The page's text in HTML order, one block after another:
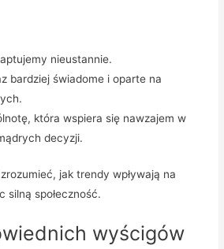
nieustannie.
bardziej świadome i oparte na
która wspiera się nawzajem w
decyzji.
jak trendy wpływają na
silną społeczność.
wyścigów